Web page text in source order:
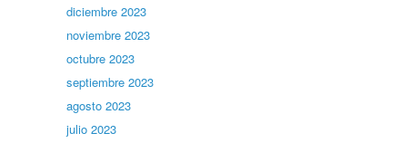
diciembre 2023
noviembre 2023
octubre 2023
septiembre 2023
agosto 2023
julio 2023